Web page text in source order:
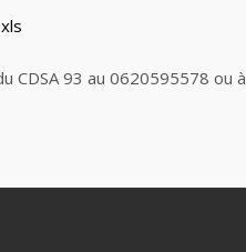
CDSA 93 au 0620595578 ou